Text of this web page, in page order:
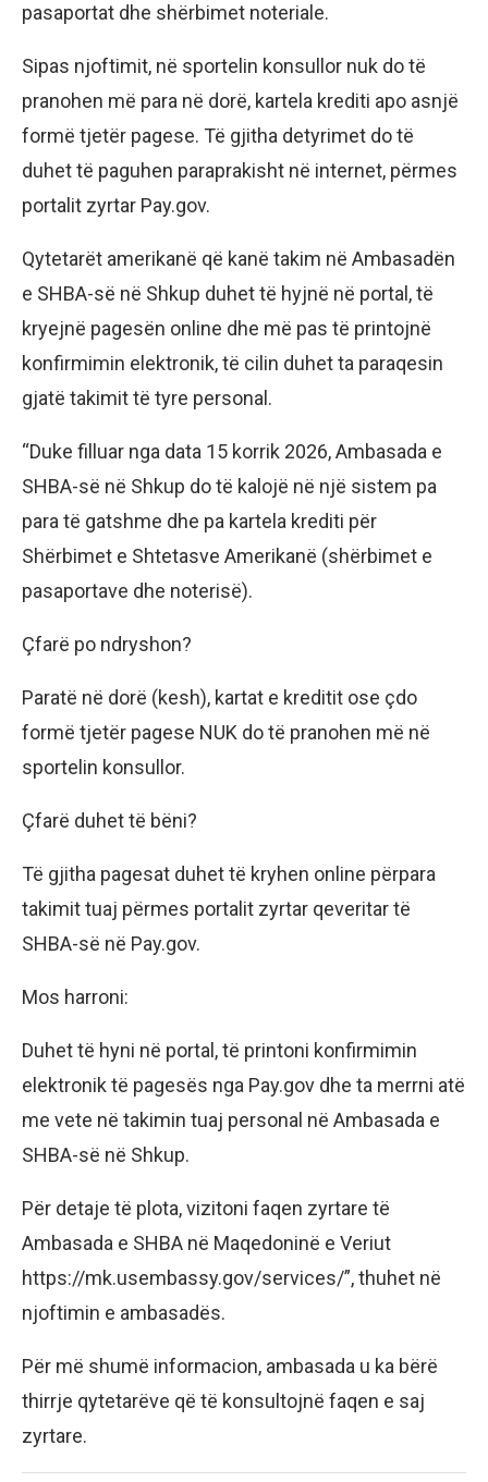
pasaportat dhe shërbimet noteriale.
Sipas njoftimit, në sportelin konsullor nuk do të
pranohen më para në dorë, kartela krediti apo asnjë
formë tjetër pagese. Të gjitha detyrimet do të
duhet të paguhen paraprakisht në internet, përmes
portalit zyrtar Pay.gov.
Qytetarët amerikanë që kanë takim në Ambasadën
e SHBA-së në Shkup duhet të hyjnë në portal, të
kryejnë pagesën online dhe më pas të printojnë
konfirmimin elektronik, të cilin duhet ta paraqesin
gjatë takimit të tyre personal.
“Duke filluar nga data 15 korrik 2026, Ambasada e
SHBA-së në Shkup do të kalojë në një sistem pa
para të gatshme dhe pa kartela krediti për
Shërbimet e Shtetasve Amerikanë (shërbimet e
pasaportave dhe noterisë).
Çfarë po ndryshon?
Paratë në dorë (kesh), kartat e kreditit ose çdo
formë tjetër pagese NUK do të pranohen më në
sportelin konsullor.
Çfarë duhet të bëni?
Të gjitha pagesat duhet të kryhen online përpara
takimit tuaj përmes portalit zyrtar qeveritar të
SHBA-së në Pay.gov.
Mos harroni:
Duhet të hyni në portal, të printoni konfirmimin
elektronik të pagesës nga Pay.gov dhe ta merrni atë
me vete në takimin tuaj personal në Ambasada e
SHBA-së në Shkup.
Për detaje të plota, vizitoni faqen zyrtare të
Ambasada e SHBA në Maqedoninë e Veriut
https://mk.usembassy.gov/services/”, thuhet në
njoftimin e ambasadës.
Për më shumë informacion, ambasada u ka bërë
thirrje qytetarëve që të konsultojnë faqen e saj
zyrtare.